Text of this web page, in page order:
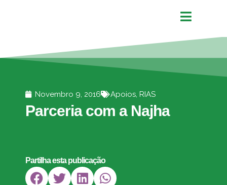
Novembro 9, 2016 Apoios, RIAS
Parceria com a Najha
Partilha esta publicação